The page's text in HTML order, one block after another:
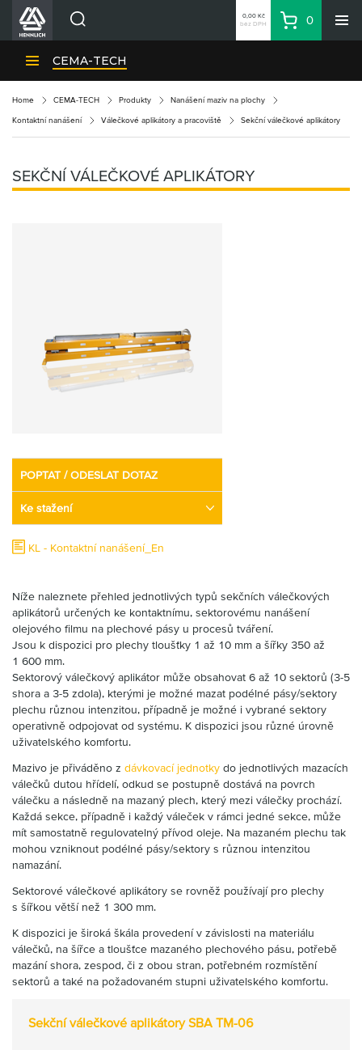
Divize HENNLICH
Blog
Kariéra
O firmě
Partner Zone
0,00 Kč
bez DPH
Košík
0
CEMA-TECH
Home CEMA-TECH Produkty Nanášení maziv na plochy
Kontaktní nanášení Válečkové aplikátory a pracoviště Sekční válečkové aplikátory
SEKČNÍ VÁLEČKOVÉ APLIKÁTORY
POPTAT / ODESLAT DOTAZ
Ke stažení
KL - Kontaktní nanášení_En
Níže naleznete přehled jednotlivých typů sekčních válečkových
aplikátorů určených ke kontaktnímu, sektorovému nanášení
olejového filmu na plechové pásy u procesů tváření.
Jsou k dispozici pro plechy tloušťky 1 až 10 mm a šířky 350 až
1 600 mm.
Sektorový válečkový aplikátor může obsahovat 6 až 10 sektorů (3-5
shora a 3-5 zdola), kterými je možné mazat podélné pásy/sektory
plechu různou intenzitou, případně je možné i vybrané sektory
operativně odpojovat od systému. K dispozici jsou různé úrovně
uživatelského komfortu.
Mazivo je přiváděno z dávkovací jednotky do jednotlivých mazacích
válečků dutou hřídelí, odkud se postupně dostává na povrch
válečku a následně na mazaný plech, který mezi válečky prochází.
Každá sekce, případně i každý váleček v rámci jedné sekce, může
mít samostatně regulovatelný přívod oleje. Na mazaném plechu tak
mohou vzniknout podélné pásy/sektory s různou intenzitou
namazání.
Sektorové válečkové aplikátory se rovněž používají pro plechy
s šířkou větší než 1 300 mm.
K dispozici je široká škála provedení v závislosti na materiálu
válečků, na šířce a tloušťce mazaného plechového pásu, potřebě
mazání shora, zespod, či z obou stran, potřebném rozmístění
sektorů a také na požadovaném stupni uživatelského komfortu.
Sekční válečkové aplikátory SBA TM-06